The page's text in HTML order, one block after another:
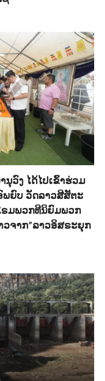
ວົງ ໄດ້ໄປເຂົ້າຮ່ວມ
ພຍົບ ວັດລາວສີສັຕະ
ຣມພວກທີນິຍົມພວກ
ຈາກ”ລາວອິສຣະຍຸກ